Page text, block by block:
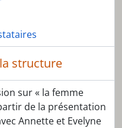
structure
sur « la femme
de la présentation
Annette et Evelyne